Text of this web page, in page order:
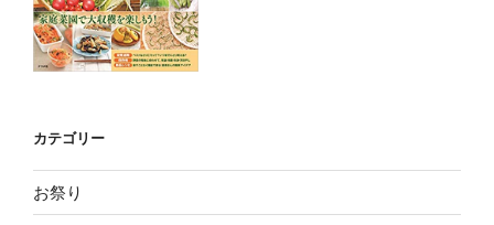
カテゴリー
お祭り